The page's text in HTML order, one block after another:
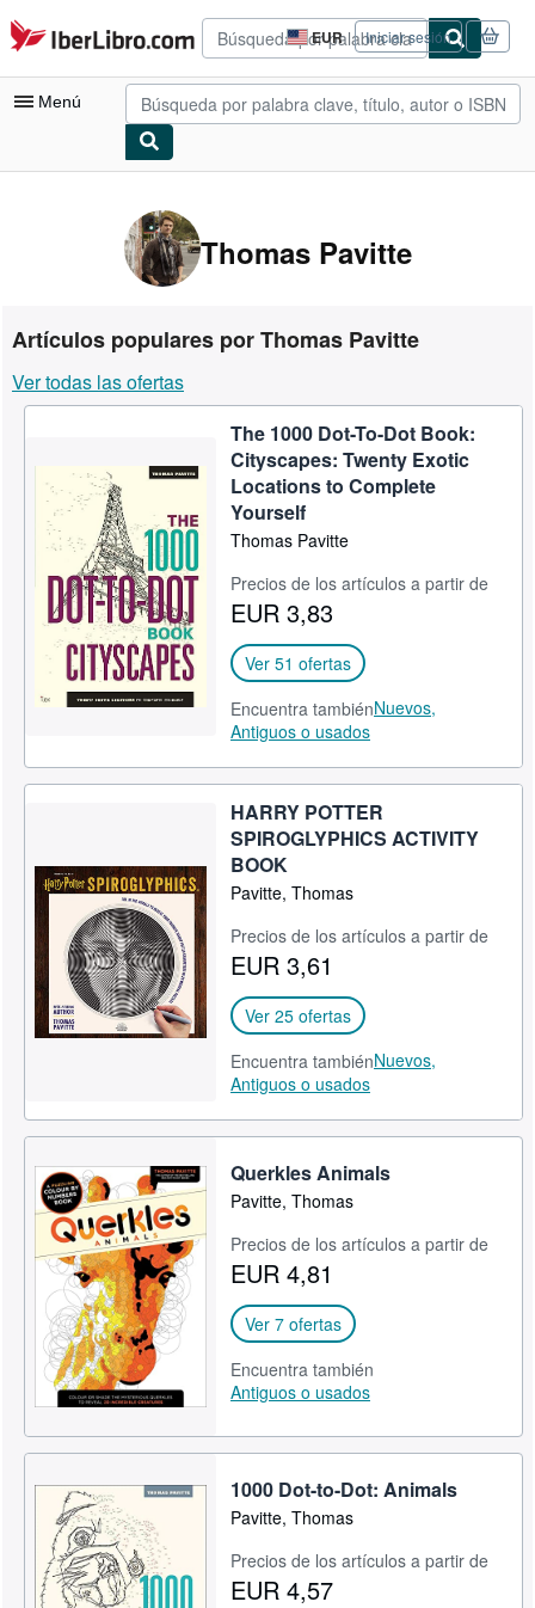
Pasar al contenido principal
IberLibro.com EUR
Preferencias
de
compra
del
Iniciar sesión
Menú
Consultar mis pedidos
Búsqueda avanzada
Libros antiguos
Arte y coleccionismo
Comenzar a vender
Ayuda
Thomas Pavitte
Artículos populares por Thomas Pavitte
Ver todas las ofertas
The 1000 Dot-To-Dot Book:
Cityscapes: Twenty Exotic
Locations to Complete
Yourself
Thomas Pavitte
Precios de los artículos a partir de
EUR 3,83
Ver 51 ofertas
Encuentra tambiénNuevos,
Antiguos o usados
HARRY POTTER
SPIROGLYPHICS ACTIVITY
BOOK
Pavitte, Thomas
Precios de los artículos a partir de
EUR 3,61
Ver 25 ofertas
Encuentra tambiénNuevos,
Antiguos o usados
Querkles Animals
Pavitte, Thomas
Precios de los artículos a partir de
EUR 4,81
Ver 7 ofertas
Encuentra también
Antiguos o usados
1000 Dot-to-Dot: Animals
Pavitte, Thomas
Precios de los artículos a partir de
EUR 4,57